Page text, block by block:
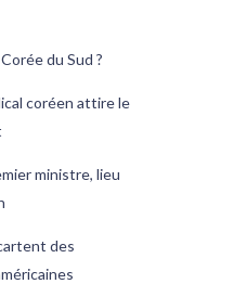
du Sud ?
coréen attire le
ministre, lieu
des